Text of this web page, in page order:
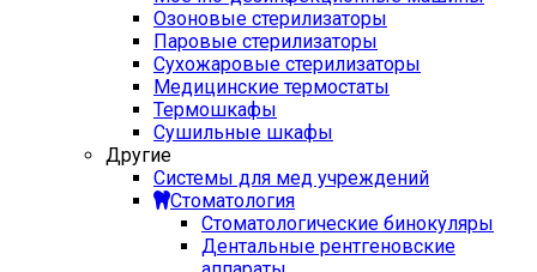
Озоновые стерилизаторы
Паровые стерилизаторы
Сухожаровые стерилизаторы
Медицинские термостаты
Термошкафы
Сушильные шкафы
Другие
Системы для мед учреждений
Стоматология
Стоматологические бинокуляры
Дентальные рентгеновские